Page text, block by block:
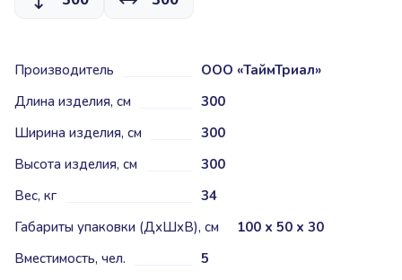
Производитель
ООО «ТаймТриал»
Длина изделия, см
300
Ширина изделия, см
300
Высота изделия, см
300
Вес, кг
34
Габариты упаковки (ДхШхВ), см
100 х 50 х 30
Вместимость, чел.
5